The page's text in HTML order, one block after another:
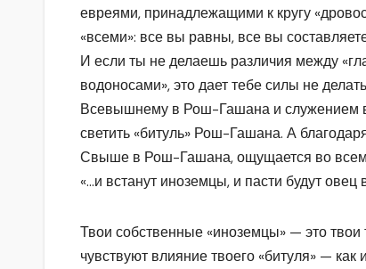
евреями, принадлежащими к кругу
«всеми»: все вы равны, все вы
И если ты не делаешь различия между
водоносами», это дает тебе силы не
Всевышнему в Рош-Гашана и служением в
светить «битуль» Рош-Гашана. А
Свыше в Рош-Гашана, ощущается во
«…и встанут иноземцы, и пасти будут овец
Твои собственные «иноземцы» — это
чувствуют влияние твоего «битуля» —